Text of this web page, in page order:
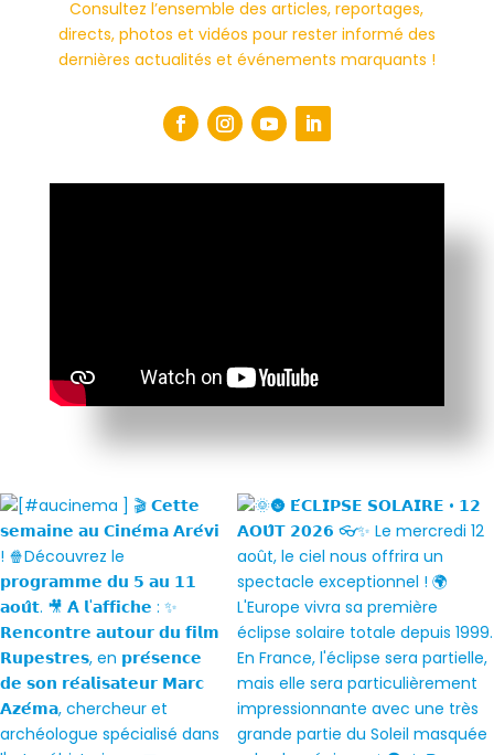
Consultez l’ensemble des articles, reportages,
directs, photos et vidéos pour rester informé des
dernières actualités et événements marquants !